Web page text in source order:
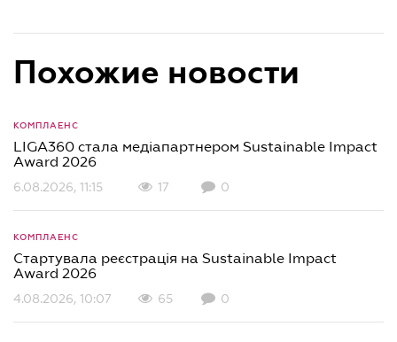
Похожие новости
КОМПЛАЕНС
LIGA360 стала медіапартнером Sustainable Impact
Award 2026
6.08.2026, 11:15 17 0
КОМПЛАЕНС
Стартувала реєстрація на Sustainable Impact
Award 2026
4.08.2026, 10:07 65 0